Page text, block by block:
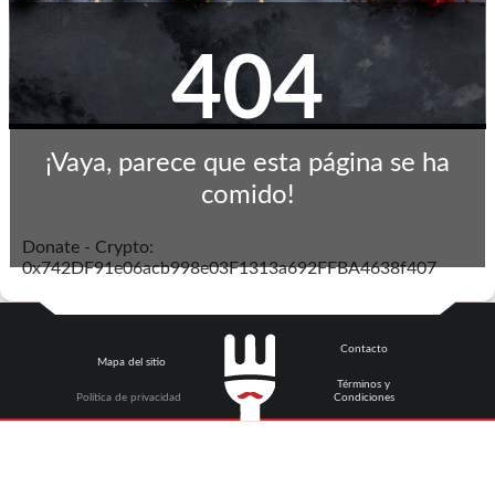
404
¡Vaya, parece que esta página se ha
comido!
Donate - Crypto:
0x742DF91e06acb998e03F1313a692FFBA4638f407
Mapa del sitio
Política de privacidad
Contacto
Términos y
Condiciones